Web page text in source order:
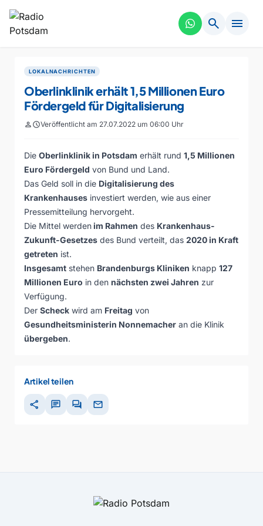
search menu
LOKALNACHRICHTEN
Oberlinklinik erhält 1,5 Millionen Euro
Fördergeld für Digitalisierung
personscheduleVeröffentlicht am 27.07.2022 um 06:00 Uhr
Die Oberlinklinik in Potsdam erhält rund 1,5 Millionen
Euro Fördergeld von Bund und Land.
Das Geld soll in die Digitalisierung des
Krankenhauses investiert werden, wie aus einer
Pressemitteilung hervorgeht.
Die Mittel werdenim Rahmen des Krankenhaus-
Zukunft-Gesetzes des Bund verteilt, das 2020 in Kraft
getreten ist.
Insgesamt stehen Brandenburgs Kliniken knapp 127
Millionen Euro in den nächsten zwei Jahren zur
Verfügung.
Der Scheck wird am Freitag von
Gesundheitsministerin Nonnemacher an die Klinik
übergeben.
Artikel teilen
share chat forum mail